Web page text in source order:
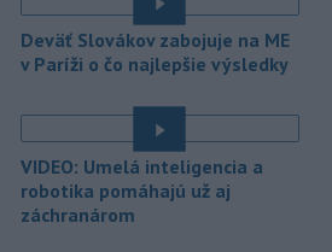
- Národná diaľničná
spoločnosť (NDS) ukončila výmenu
mostného záveru na ľavej strane
bratislavskej diaľnice D2.
10:02 - Počet potvrdených prípadov
nákazy vírusovým ochorením
v Konžskej demokratickej republike
Deväť Slovákov zabojuje na ME
v Paríži o čo najlepšie výsledky
VIDEO: Umelá inteligencia a
robotika pomáhajú už aj
záchranárom